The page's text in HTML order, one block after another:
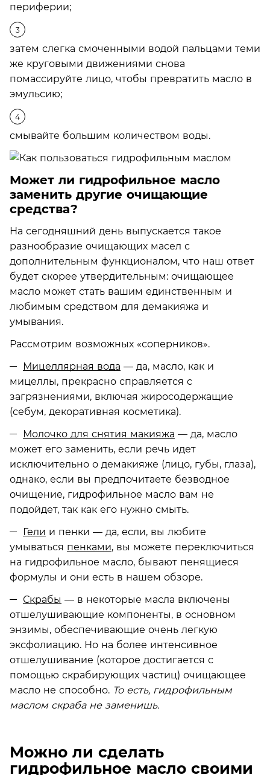
периферии;
затем слегка смоченными водой пальцами теми
же круговыми движениями снова
помассируйте лицо, чтобы превратить масло в
эмульсию;
смывайте большим количеством воды.
Может ли гидрофильное масло
заменить другие очищающие
средства?
На сегодняшний день выпускается такое
разнообразие очищающих масел с
дополнительным функционалом, что наш ответ
будет скорее утвердительным: очищающее
масло может стать вашим единственным и
любимым средством для демакияжа и
умывания.
Рассмотрим возможных «соперников».
Мицеллярная вода — да, масло, как и
мицеллы, прекрасно справляется с
загрязнениями, включая жиросодержащие
(себум, декоративная косметика).
Молочко для снятия макияжа — да, масло
может его заменить, если речь идет
исключительно о демакияже (лицо, губы, глаза),
однако, если вы предпочитаете безводное
очищение, гидрофильное масло вам не
подойдет, так как его нужно смыть.
Гели и пенки — да, если, вы любите
умываться пенками, вы можете переключиться
на гидрофильное масло, бывают пенящиеся
формулы и они есть в нашем обзоре.
Скрабы — в некоторые масла включены
отшелушивающие компоненты, в основном
энзимы, обеспечивающие очень легкую
эксфолиацию. Но на более интенсивное
отшелушивание (которое достигается с
помощью скрабирующих частиц) очищающее
масло не способно. То есть, гидрофильным
маслом скраба не заменишь.
Можно ли сделать
гидрофильное масло своими